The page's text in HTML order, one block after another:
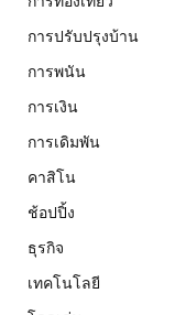
การปรับปรุงบ้าน
การพนัน
การเงิน
การเดิมพัน
คาสิโน
ช้อปปิ้ง
ธุรกิจ
เทคโนโลยี